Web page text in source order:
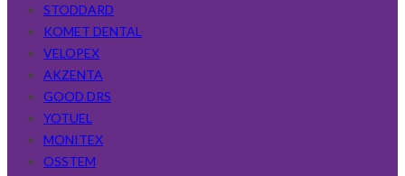
STODDARD
KOMET DENTAL
VELOPEX
AKZENTA
GOOD DRS
YOTUEL
MONITEX
OSSTEM